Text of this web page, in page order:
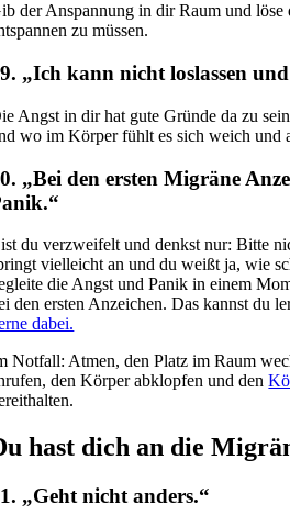
der Anspannung in dir Raum und löse
zu müssen.
„Ich kann nicht loslassen
Angst in dir hat gute Gründe da zu
wo im Körper fühlt es sich weich und
„Bei den ersten Migräne
du verzweifelt und denkst nur: Bitte
vielleicht an und du weißt ja, wie
die Angst und Panik in einem
den ersten Anzeichen. Das kannst du
dabei.
Notfall: Atmen, den Platz im Raum
den Körper abklopfen und den
hast dich an die
„Geht nicht anders.“